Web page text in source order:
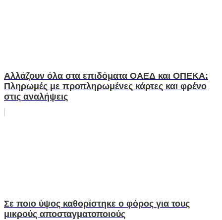
Αλλάζουν όλα στα επιδόματα ΟΑΕΔ και ΟΠΕΚΑ:
Πληρωμές με προπληρωμένες κάρτες και φρένο
στις αναλήψεις
Σε ποιο ύψος καθορίστηκε ο φόρος για τους
μικρούς αποσταγματοποιούς